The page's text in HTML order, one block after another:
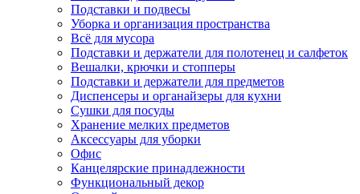
Подставки и подвесы
Уборка и организация пространства
Всё для мусора
Подставки и держатели для полотенец и салфеток
Вешалки, крючки и стопперы
Подставки и держатели для предметов
Диспенсеры и органайзеры для кухни
Сушки для посуды
Хранение мелких предметов
Аксессуары для уборки
Офис
Канцелярские принадлежности
Функциональный декор